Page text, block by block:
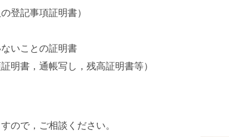
登記事項証明書）
いことの証明書
明書，通帳写し，残高証明書等）
ので，ご相談ください。